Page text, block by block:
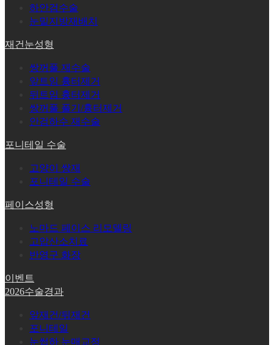
하안검수술
눈밑지방재배치
재건눈성형
쌍꺼풀 재수술
앞트임 흉터제거
뒤트임 흉터제거
쌍꺼풀 풀기/흉터제거
안검하수 재수술
포니테일 수술
고양이 쌍재
포니테일 수술
페이스성형
노마드 페이스 리모델링
고압산소치료
반영구 화장
이벤트
2026수술경과
앞재건/뒤재건
포니테일
눈썹하 눈매교정